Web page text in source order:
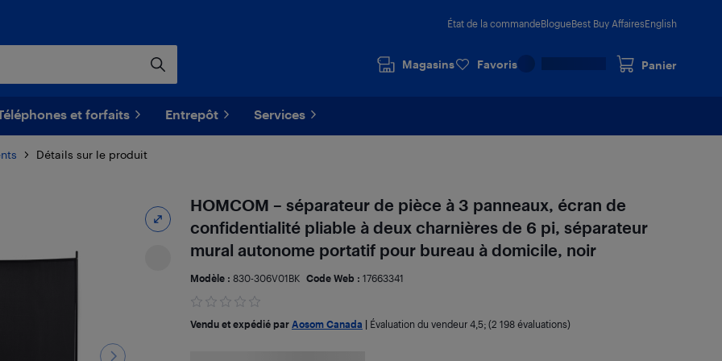
État de la commandeBlogueBest Buy AffairesEnglish
Magasins Favoris Panier
et forfaits Entrepôt Services
Détails sur le produit
HOMCOM – séparateur de pièce à 3 panneaux, écran de
confidentialité pliable à deux charnières de 6 pi, séparateur
mural autonome portatif pour bureau à domicile, noir
Modèle : 830-306V01BK Code Web : 17663341
Vendu et expédié par Aosom Canada Évaluation du vendeur 4,5; (2 198 évaluations)